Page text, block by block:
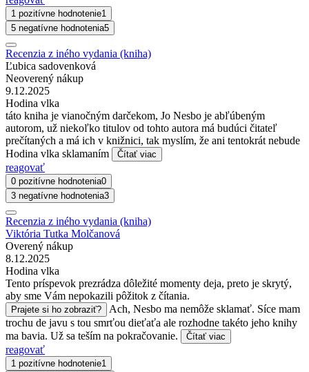
1 pozitívne hodnotenie1
5 negatívne hodnotenia5
Recenzia z iného vydania (kniha)
Ľubica sadovenková
Neoverený nákup
9.12.2025
Hodina vlka
táto kniha je vianočným darčekom, Jo Nesbo je abľúbeným
autorom, už niekoľko titulov od tohto autora má budúci čitateľ
prečítaných a má ich v knižnici, tak myslím, že ani tentokrát nebude
Hodina vlka sklamaním
Čítať viac
reagovať
0 pozitívne hodnotenia0
3 negatívne hodnotenia3
Recenzia z iného vydania (kniha)
Viktória Tutka Molčanová
Overený nákup
8.12.2025
Hodina vlka
Tento príspevok prezrádza dôležité momenty deja, preto je skrytý,
aby sme Vám nepokazili pôžitok z čítania.
Prajete si ho zobraziť?
Ach, Nesbo ma nemôže sklamať. Síce mam
trochu de javu s tou smrťou dieťaťa ale rozhodne takéto jeho knihy
ma bavia. Už sa teším na pokračovanie.
Čítať viac
reagovať
1 pozitívne hodnotenie1